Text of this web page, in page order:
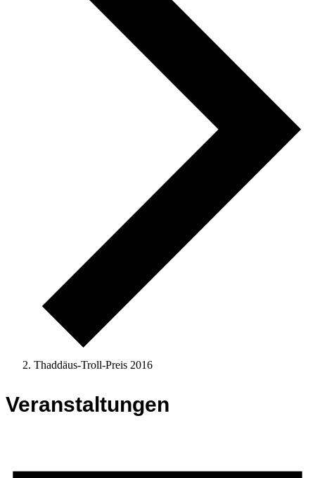
Thaddäus-Troll-Preis 2016
Veranstaltungen